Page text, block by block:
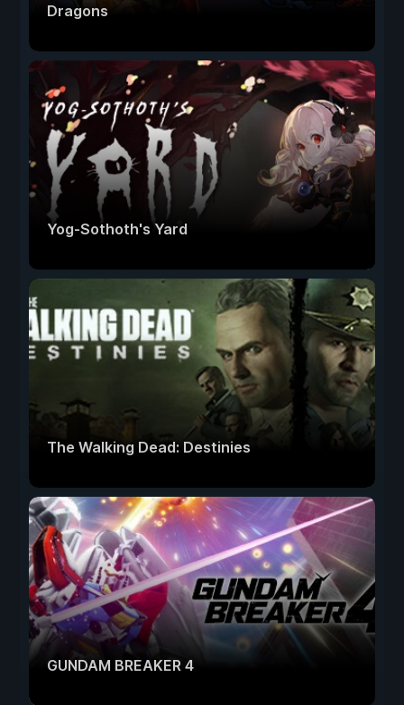
Dragons
Yog-Sothoth's Yard
The Walking Dead: Destinies
GUNDAM BREAKER 4